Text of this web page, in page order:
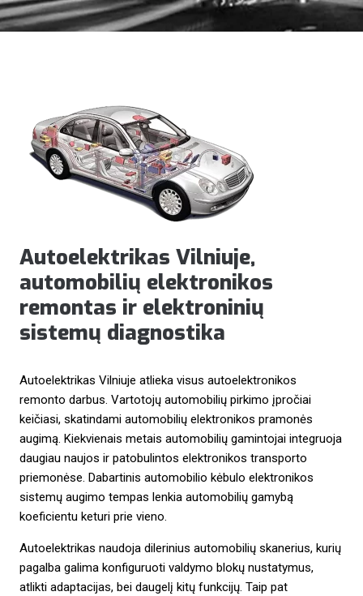
Autoelektrikas Vilniuje,
automobilių elektronikos
remontas ir elektroninių
sistemų diagnostika
Autoelektrikas Vilniuje atlieka visus autoelektronikos
remonto darbus. Vartotojų automobilių pirkimo įpročiai
keičiasi, skatindami automobilių elektronikos pramonės
augimą. Kiekvienais metais automobilių gamintojai integruoja
daugiau naujos ir patobulintos elektronikos transporto
priemonėse. Dabartinis automobilio kėbulo elektronikos
sistemų augimo tempas lenkia automobilių gamybą
koeficientu keturi prie vieno.
Autoelektrikas naudoja dilerinius automobilių skanerius, kurių
pagalba galima konfiguruoti valdymo blokų nustatymus,
atlikti adaptacijas, bei daugelį kitų funkcijų. Taip pat